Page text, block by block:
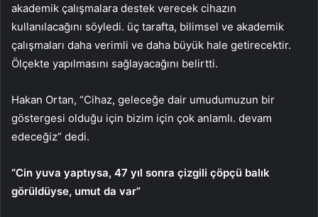
akademik çalışmalara destek verecek cihazın
kullanılacağını söyledi. üç tarafta, bilimsel ve akademik
çalışmaları daha verimli ve daha büyük hale getirecektir.
Ölçekte yapılmasını sağlayacağını belirtti.
Hakan Ortan, “Cihaz, geleceğe dair umudumuzun bir
göstergesi olduğu için bizim için çok anlamlı. devam
edeceğiz” dedi.
“Cin yuva yaptıysa, 47 yıl sonra çizgili çöpçü balık
görüldüyse, umut da var”